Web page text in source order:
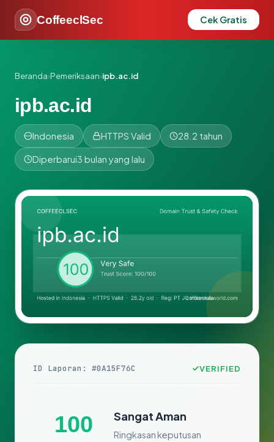
CoffeeclSec Cek Gratis
Beranda›Pemeriksaan›ipb.ac.id
ipb.ac.id
Indonesia HTTPS Valid 28.2 tahun
Diperbarui3 bulan yang lalu
ID Laporan: #0A15F76C VERIFIED
100 Sangat Aman
Ringkasan keputusan